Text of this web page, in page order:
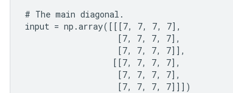
# The main diagonal.
input = np.array([[[7, 7, 7, 7],
                   [7, 7, 7, 7],
                   [7, 7, 7, 7]],
                  [[7, 7, 7, 7],
                   [7, 7, 7, 7],
                   [7, 7, 7, 7]]])